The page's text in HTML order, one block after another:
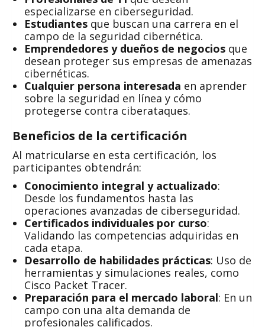
especializarse en ciberseguridad.
Estudiantes que buscan una carrera en el
campo de la seguridad cibernética.
Emprendedores y dueños de negocios que
desean proteger sus empresas de amenazas
cibernéticas.
Cualquier persona interesada en aprender
sobre la seguridad en línea y cómo
protegerse contra ciberataques.
Beneficios de la certificación
Al matricularse en esta certificación, los
participantes obtendrán:
Conocimiento integral y actualizado:
Desde los fundamentos hasta las
operaciones avanzadas de ciberseguridad.
Certificados individuales por curso:
Validando las competencias adquiridas en
cada etapa.
Desarrollo de habilidades prácticas: Uso de
herramientas y simulaciones reales, como
Cisco Packet Tracer.
Preparación para el mercado laboral: En un
campo con una alta demanda de
profesionales calificados.